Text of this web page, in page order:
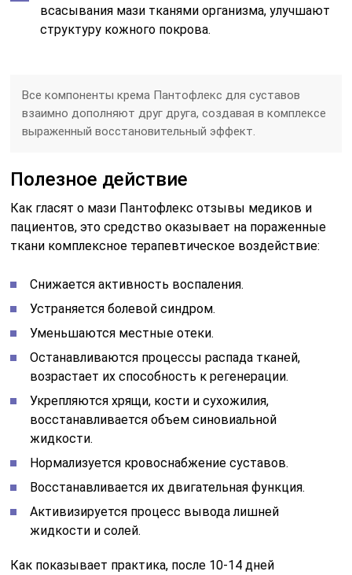
всасывания мази тканями организма, улучшают
структуру кожного покрова.
Все компоненты крема Пантофлекс для суставов
взаимно дополняют друг друга, создавая в комплексе
выраженный восстановительный эффект.
Полезное действие
Как гласят о мази Пантофлекс отзывы медиков и
пациентов, это средство оказывает на пораженные
ткани комплексное терапевтическое воздействие:
Снижается активность воспаления.
Устраняется болевой синдром.
Уменьшаются местные отеки.
Останавливаются процессы распада тканей,
возрастает их способность к регенерации.
Укрепляются хрящи, кости и сухожилия,
восстанавливается объем синовиальной
жидкости.
Нормализуется кровоснабжение суставов.
Восстанавливается их двигательная функция.
Активизируется процесс вывода лишней
жидкости и солей.
Как показывает практика, после 10-14 дней